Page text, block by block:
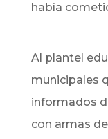
había
Al plantel
municipales
informados
con armas